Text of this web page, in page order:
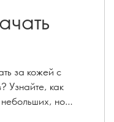
за
за кожей с
Узнайте, как
но